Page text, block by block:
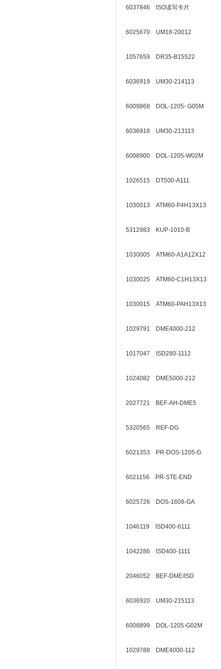
6037846 ISO读写卡片
6025670 UM18-20012
1057659 DR35-B15522
6036919 UM30-214113
6009868 DOL-1205- G05M
6036918 UM30-213113
6008900 DOL-1205-W02M
1026515 DT500-A111
1030013 ATM60-P4H13X13
5312983 KUP-1010-B
1030005 ATM60-A1A12X12
1030025 ATM60-C1H13X13
1030015 ATM60-PAH13X13
1029791 DME4000-212
1017047 ISD280-1112
1024082 DME5000-212
2027721 BEF-AH-DME5
5320565 REF-DG
6021353 PR-DOS-1205-G
6021156 PR-STE-END
6025726 DOS-1608-GA
1046119 ISD400-6111
1042286 ISD400-1111
2046052 BEF-DME/ISD
6036920 UM30-215113
6008899 DOL-1205-G02M
1029788 DME4000-112